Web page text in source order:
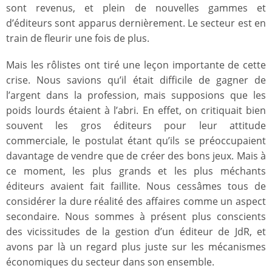
sont revenus, et plein de nouvelles gammes et
d’éditeurs sont apparus dernièrement. Le secteur est en
train de fleurir une fois de plus.
Mais les rôlistes ont tiré une leçon importante de cette
crise. Nous savions qu’il était difficile de gagner de
l’argent dans la profession, mais supposions que les
poids lourds étaient à l’abri. En effet, on critiquait bien
souvent les gros éditeurs pour leur attitude
commerciale, le postulat étant qu’ils se préoccupaient
davantage de vendre que de créer des bons jeux. Mais à
ce moment, les plus grands et les plus méchants
éditeurs avaient fait faillite. Nous cessâmes tous de
considérer la dure réalité des affaires comme un aspect
secondaire. Nous sommes à présent plus conscients
des vicissitudes de la gestion d’un éditeur de JdR, et
avons par là un regard plus juste sur les mécanismes
économiques du secteur dans son ensemble.